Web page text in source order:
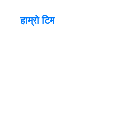
हाम्रो टिम